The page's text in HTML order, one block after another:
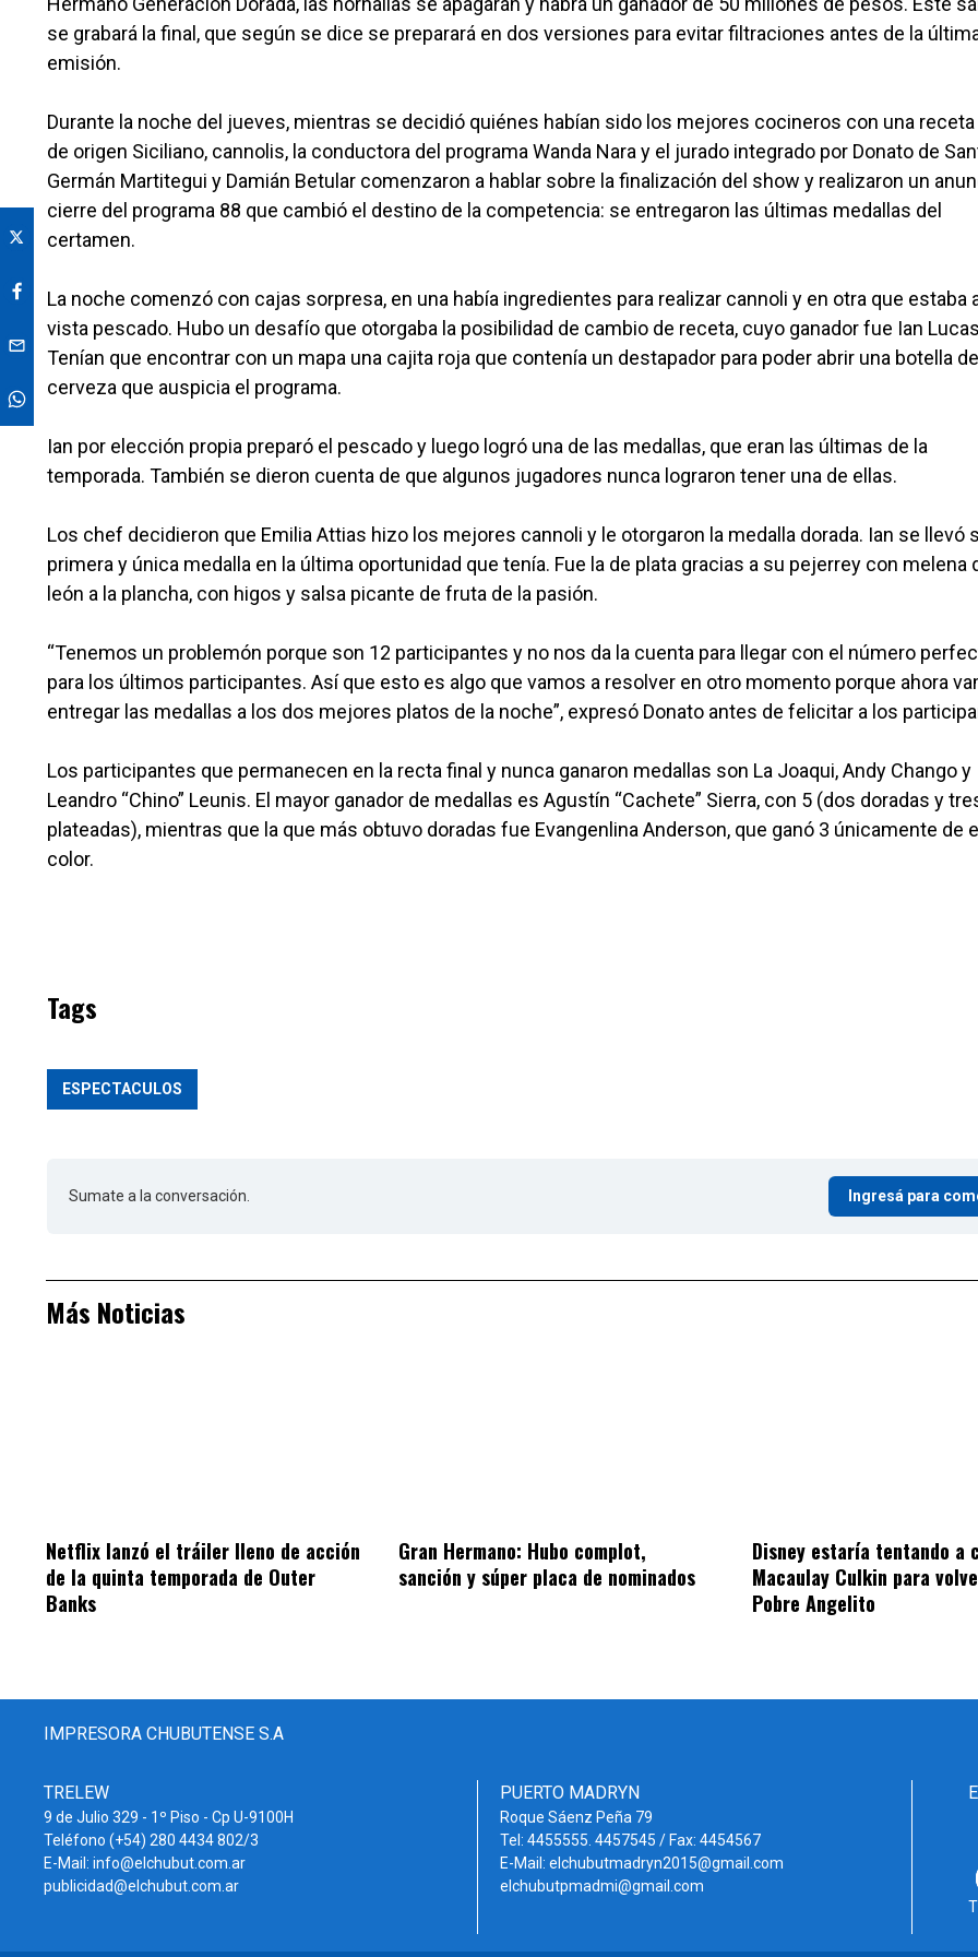
se grabará la final, que según se dice se preparará en dos versiones para evitar filtraciones antes de la
emisión.
Durante la noche del jueves, mientras se decidió quiénes habían sido los mejores cocineros con una
de origen Siciliano, cannolis, la conductora del programa Wanda Nara y el jurado integrado por Donato de
Germán Martitegui y Damián Betular comenzaron a hablar sobre la finalización del show y realizaron un
cierre del programa 88 que cambió el destino de la competencia: se entregaron las últimas medallas del
certamen.
La noche comenzó con cajas sorpresa, en una había ingredientes para realizar cannoli y en otra que estaba
vista pescado. Hubo un desafío que otorgaba la posibilidad de cambio de receta, cuyo ganador fue Ian
Tenían que encontrar con un mapa una cajita roja que contenía un destapador para poder abrir una botella de
cerveza que auspicia el programa.
Ian por elección propia preparó el pescado y luego logró una de las medallas, que eran las últimas de la
temporada. También se dieron cuenta de que algunos jugadores nunca lograron tener una de ellas.
Los chef decidieron que Emilia Attias hizo los mejores cannoli y le otorgaron la medalla dorada. Ian se llevó
primera y única medalla en la última oportunidad que tenía. Fue la de plata gracias a su pejerrey con melena
león a la plancha, con higos y salsa picante de fruta de la pasión.
“Tenemos un problemón porque son 12 participantes y no nos da la cuenta para llegar con el número
para los últimos participantes. Así que esto es algo que vamos a resolver en otro momento porque ahora
entregar las medallas a los dos mejores platos de la noche”, expresó Donato antes de felicitar a los
Los participantes que permanecen en la recta final y nunca ganaron medallas son La Joaqui, Andy Chango y
Leandro “Chino” Leunis. El mayor ganador de medallas es Agustín “Cachete” Sierra, con 5 (dos doradas y
plateadas), mientras que la que más obtuvo doradas fue Evangenlina Anderson, que ganó 3 únicamente de
color.
Tags
ESPECTACULOS
Sumate a la conversación. Ingresá para
Más Noticias
Netflix lanzó el tráiler lleno de acción
de la quinta temporada de Outer
Banks
Gran Hermano: Hubo complot,
sanción y súper placa de nominados
Disney estaría tentando a
Macaulay Culkin para
Pobre Angelito
IMPRESORA CHUBUTENSE S.A
TRELEW
9 de Julio 329 - 1º Piso - Cp U-9100H
Teléfono (+54) 280 4434 802/3
E-Mail: info@elchubut.com.ar
publicidad@elchubut.com.ar
PUERTO MADRYN
Roque Sáenz Peña 79
Tel: 4455555. 4457545 / Fax: 4454567
E-Mail: elchubutmadryn2015@gmail.com
elchubutpmadmi@gmail.com